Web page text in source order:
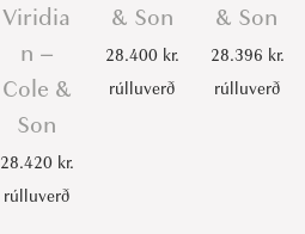
Viridia
n –
Cole &
Son
28.420 kr.
rúlluverð
& Son
28.400 kr.
rúlluverð
& Son
28.396 kr.
rúlluverð